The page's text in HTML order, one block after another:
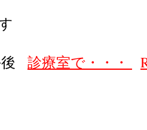
後 診療室で・・・